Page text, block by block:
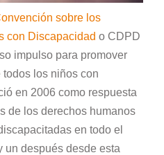
sobre los
con Discapacidad o CDPD
impulso para promover
todos los niños con
en 2006 como respuesta
de los derechos humanos
en todo el
un después desde esta